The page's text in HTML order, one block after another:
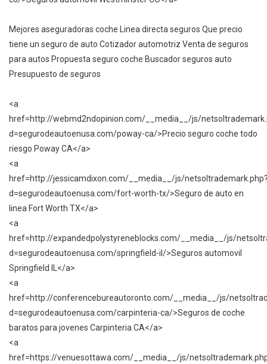
Mejores aseguradoras coche Linea directa seguros Que precio
tiene un seguro de auto Cotizador automotriz Venta de seguros
para autos Propuesta seguro coche Buscador seguros auto
Presupuesto de seguros
<a
href=http://webmd2ndopinion.com/__media__/js/
d=segurodeautoenusa.com/poway-ca/>Precio seguro coche todo
riesgo Poway CA</a>
<a
href=http://jessicamdixon.com/__media__/js/
d=segurodeautoenusa.com/fort-worth-tx/>Seguro de auto en
linea Fort Worth TX</a>
<a
href=http://expandedpolystyreneblocks.com/__media__/js/
d=segurodeautoenusa.com/springfield-il/>Seguros automovil
Springfield IL</a>
<a
href=http://conferencebureautoronto.com/__media__/js/
d=segurodeautoenusa.com/carpinteria-ca/>Seguros de coche
baratos para jovenes Carpinteria CA</a>
<a
href=https://venuesottawa.com/__media__/js/